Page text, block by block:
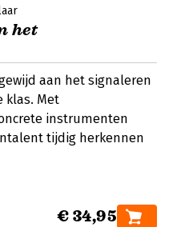
het
aan het signaleren
klas. Met
instrumenten
tijdig herkennen
€ 34,95